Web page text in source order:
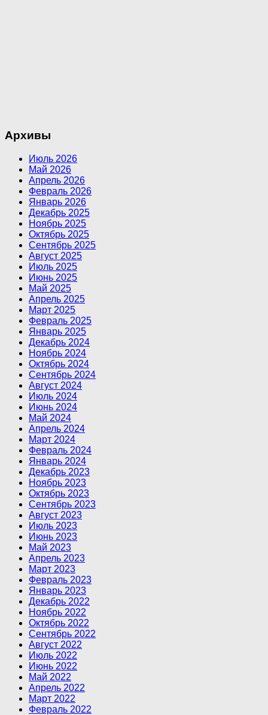
Архивы
Июль 2026
Май 2026
Апрель 2026
Февраль 2026
Январь 2026
Декабрь 2025
Ноябрь 2025
Октябрь 2025
Сентябрь 2025
Август 2025
Июль 2025
Июнь 2025
Май 2025
Апрель 2025
Март 2025
Февраль 2025
Январь 2025
Декабрь 2024
Ноябрь 2024
Октябрь 2024
Сентябрь 2024
Август 2024
Июль 2024
Июнь 2024
Май 2024
Апрель 2024
Март 2024
Февраль 2024
Январь 2024
Декабрь 2023
Ноябрь 2023
Октябрь 2023
Сентябрь 2023
Август 2023
Июль 2023
Июнь 2023
Май 2023
Апрель 2023
Март 2023
Февраль 2023
Январь 2023
Декабрь 2022
Ноябрь 2022
Октябрь 2022
Сентябрь 2022
Август 2022
Июль 2022
Июнь 2022
Май 2022
Апрель 2022
Март 2022
Февраль 2022